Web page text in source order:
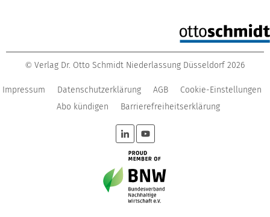
© Verlag Dr. Otto Schmidt Niederlassung Düsseldorf 2026
Impressum Datenschutzerklärung AGB
Cookie-Einstellungen
Abo kündigen
Barrierefreiheitserklärung